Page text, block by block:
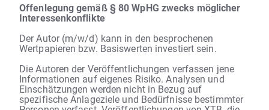
Offenlegung gemäß § 80 WpHG zwecks möglicher
Interessenkonflikte
Der Autor (m/w/d) kann in den besprochenen
Wertpapieren bzw. Basiswerten investiert sein.
Die Autoren der Veröffentlichungen verfassen jene
Informationen auf eigenes Risiko. Analysen und
Einschätzungen werden nicht in Bezug auf
spezifische Anlageziele und Bedürfnisse bestimmter